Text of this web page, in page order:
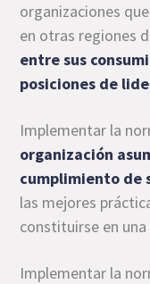
organizaciones
en otras regiones
entre sus
posiciones de
Implementar la
organización
cumplimiento de
las mejores
constituirse en
Implementar la